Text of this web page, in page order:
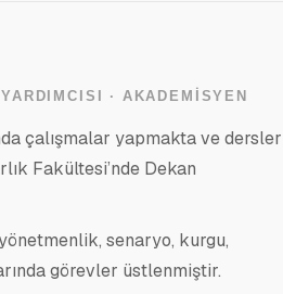
· AKADEMISYEN
çalışmalar yapmakta ve dersler
Fakültesi’nde Dekan
senaryo, kurgu,
görevler üstlenmiştir.